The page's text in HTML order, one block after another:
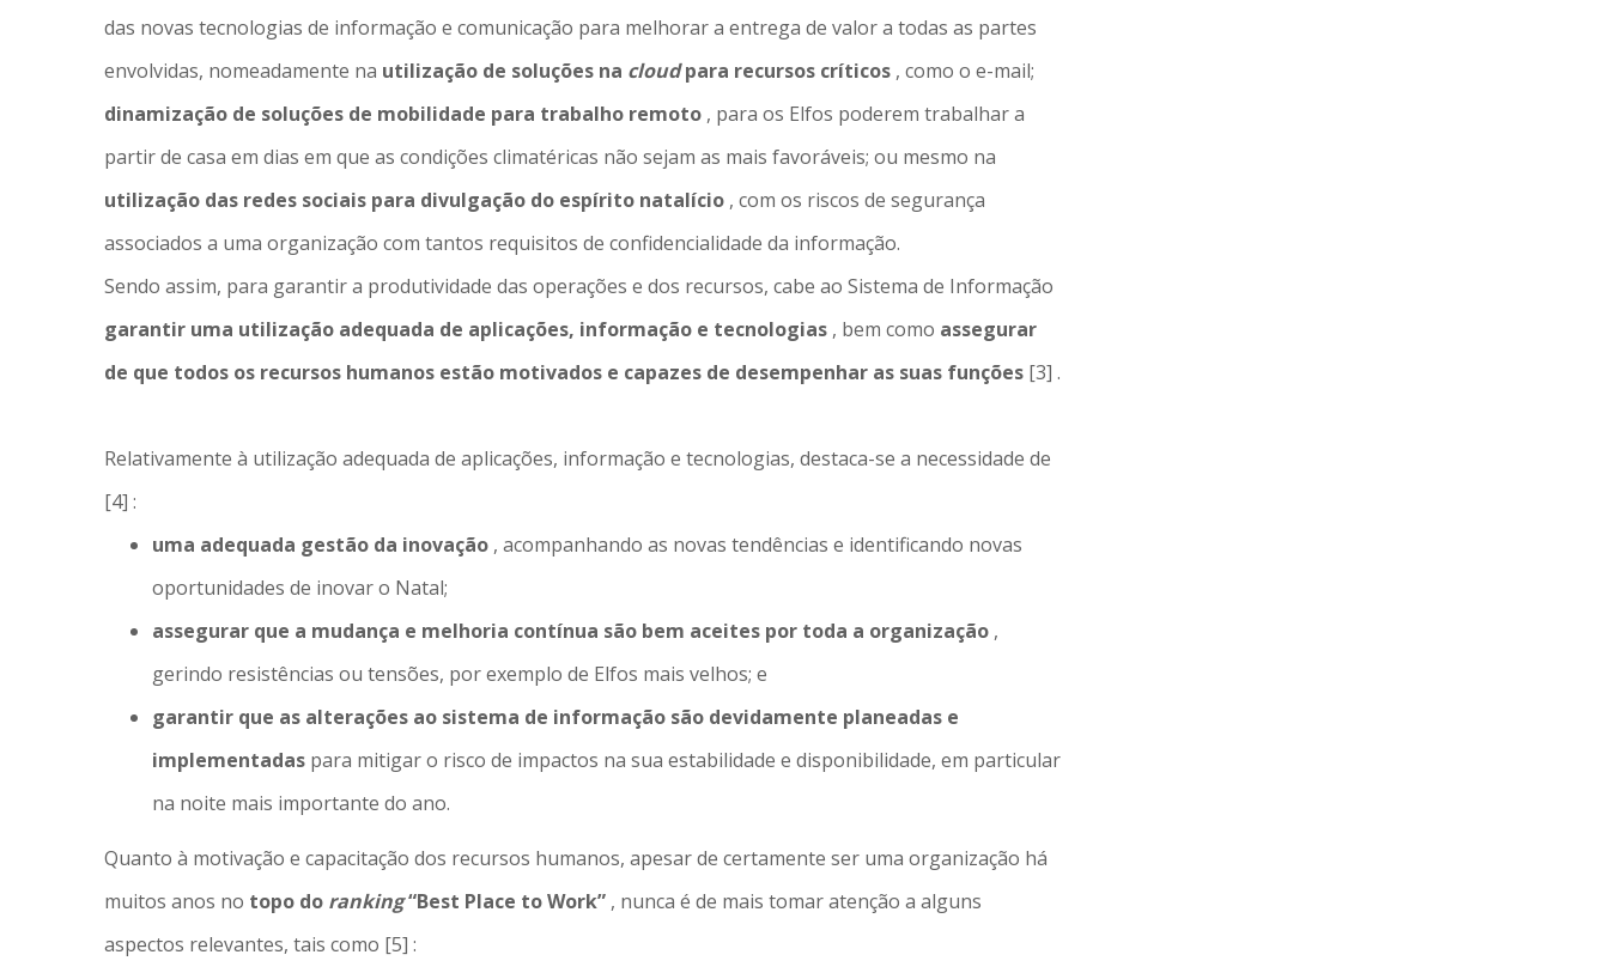
das novas tecnologias de informação e comunicação para melhorar a entrega de valor a todas as partes
envolvidas, nomeadamente na utilização de soluções na cloudpara recursos críticos , como o e-mail;
dinamização de soluções de mobilidade para trabalho remoto , para os Elfos poderem trabalhar a
partir de casa em dias em que as condições climatéricas não sejam as mais favoráveis; ou mesmo na
utilização das redes sociais para divulgação do espírito natalício , com os riscos de segurança
associados a uma organização com tantos requisitos de confidencialidade da informação.
Sendo assim, para garantir a produtividade das operações e dos recursos, cabe ao Sistema de Informação
garantir uma utilização adequada de aplicações, informação e tecnologias , bem como assegurar
de que todos os recursos humanos estão motivados e capazes de desempenhar as suas funções [3] .
Relativamente à utilização adequada de aplicações, informação e tecnologias, destaca-se a necessidade de
[4] :
uma adequada gestão da inovação , acompanhando as novas tendências e identificando novas
oportunidades de inovar o Natal;
assegurar que a mudança e melhoria contínua são bem aceites por toda a organização ,
gerindo resistências ou tensões, por exemplo de Elfos mais velhos; e
garantir que as alterações ao sistema de informação são devidamente planeadas e
implementadas para mitigar o risco de impactos na sua estabilidade e disponibilidade, em particular
na noite mais importante do ano.
Quanto à motivação e capacitação dos recursos humanos, apesar de certamente ser uma organização há
muitos anos no topo do ranking“Best Place to Work” , nunca é de mais tomar atenção a alguns
aspectos relevantes, tais como [5] :